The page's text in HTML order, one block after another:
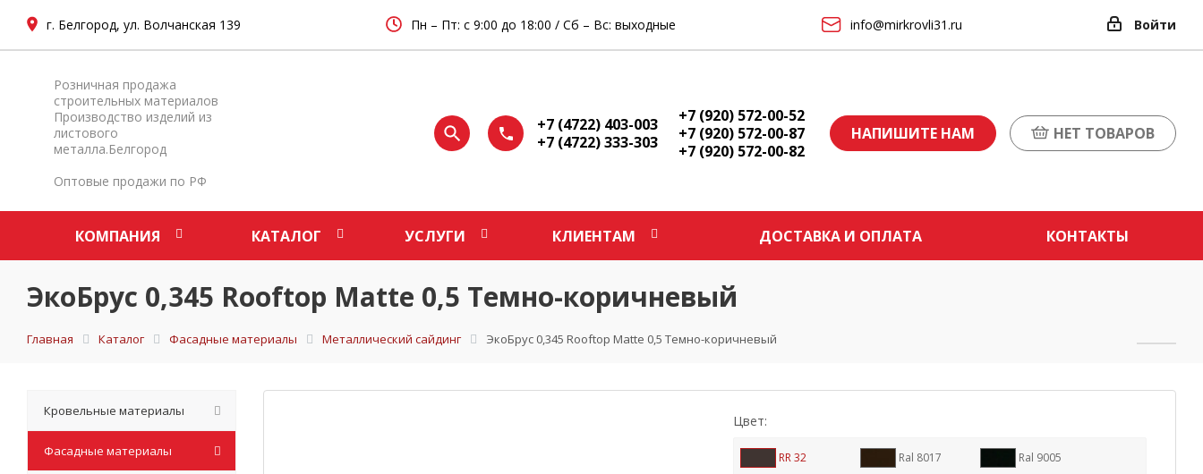
г. Белгород, ул. Волчанская 139 Пн – Пт: с 9:00 до 18:00 / Сб – Вс: выходные info@mirkrovli31.ru Войти
Розничная продажа
строительных материалов
Производство изделий из
листового
металла.Белгород
Оптовые продажи по РФ
+7 (4722) 403-003
+7 (4722) 333-303
+7 (920) 572-00-52
+7 (920) 572-00-87
+7 (920) 572-00-82
НАПИШИТЕ НАМ НЕТ ТОВАРОВ
КОМПАНИЯ КАТАЛОГ УСЛУГИ КЛИЕНТАМ ДОСТАВКА И ОПЛАТА КОНТАКТЫ
ЭкоБрус 0,345 Rooftop Matte 0,5 Темно-коричневый
Главная Каталог Фасадные материалы Металлический сайдинг ЭкоБрус 0,345 Rooftop Matte 0,5 Темно-коричневый
Цвет:
RR 32 Ral 8017 Ral 9005
Кровельные материалы
Фасадные материалы